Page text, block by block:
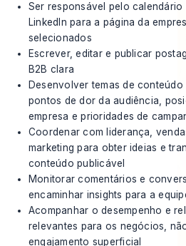
Ser responsável pelo
LinkedIn para a página da
selecionados
Escrever, editar e publicar
B2B clara
Desenvolver temas de
pontos de dor da audiência,
empresa e prioridades de
Coordenar com liderança,
marketing para obter ideias e
conteúdo publicável
Monitorar comentários e
encaminhar insights para a
Acompanhar o desempenho e
relevantes para os negócios,
engajamento superficial